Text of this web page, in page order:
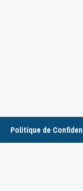
Politique de